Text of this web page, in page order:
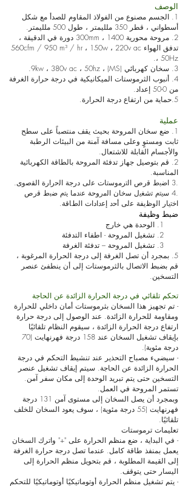
الوصف
1. الجسم مصنوع من الفولاذ المقاوم للصدأ مع شكل
أسطواني ، قطر 350 ملليمتر ، طول 500 ملليمتر.
2. مروحة محورية 300mm ، 1400 دورة في الدقيقة ،
تدفق الهواء 560cfm / 950 m³ / hr ، 150w ، 220v ac
، 50Hz.
3. سخان كهربائي (MS) ، 9kw ، 380v ac ، 50hz.
4. أنبوب الثرموستات الميكانيكية في درجة حرارة الغرفة
من 0-50 إعداد.
5.حماية من ارتفاع درجة الحرارة.
عملية
1. ضع سخان المروحة بحيث يقف منتصباً على سطح
ثابت ومستوٍ وعلى مسافة آمنة من البيئات الرطبة
والأجسام القابلة للاشتعال.
2. قم بتوصيل جهاز تدفئة المروحة بالطاقة الكهربائية
المناسبة.
.3 اﺿﺑط ﻗرص اﻟﺗرﻣوﺳﺗﺎت ﻋﻟﯽ درﺟﺔ اﻟﺣرارة اﻟﻘﺻوى.
.4 ﺳﯾﺗم ﺗﺷﻐﯾل ﺳﺧﺎن اﻟﻣروﺣﺔ ﻋﻧدﻣﺎ ﯾﺗم ﺿﺑط ﻗرص
اﺧﺗﯾﺎر اﻟوظﯾﻔﺔ ﻋﻟﯽ أﺣد إﻋدادات اﻟطﺎﻗﺔ.
ضبط وظيفة
5. بمجرد أن تصل الغرفة إلى درجة الحرارة المرغوبة ،
قم بضبط الاتصال بالثرموستات إلى أن ينطفئ عنصر
التسخين.
تحكم تلقائي في درجة الحرارة الزائدة عن الحاجة
- تم تجهيز هذا السخان بثرموستات أمان داخلي للحرارة
ومقاومة للحرارة الزائدة. عند الوصول إلى درجة حرارة
ارتفاع درجة الحرارة الزائدة ، سيقوم النظام تلقائيًا
بإيقاف تشغيل السخان عند 158 درجة فهرنهايت (70
درجة مئوية).
- سيضيء مصباح التحذير عند تنشيط التحكم في درجة
الحرارة الزائدة عن الحاجة. سيتم إيقاف تشغيل عنصر
التسخين حتى يتم تبريد الوحدة إلى مكان سفر آمن.
تستمر المروحة في العمل.
وبمجرد أن يصل السخان إلى مستوى آمن 131 درجة
فهرنهايت (55 درجة مئوية) ، سوف يعود السخان للخلف
تلقائيًا.
تعليمات ترموستات
- في البداية ، ضع منظم الحرارة على "+" واترك السخان
يعمل بمنفذ طاقة كامل. عندما تصل درجة حرارة الغرفة
إلى القيمة المطلوبة ، قم بتحويل منظم الحرارة إلى
اليسار حتى يتوقف.
- يتم تشغيل منظم الحرارة أوتوماتيكيًا أوتوماتيكيًا للتحكم